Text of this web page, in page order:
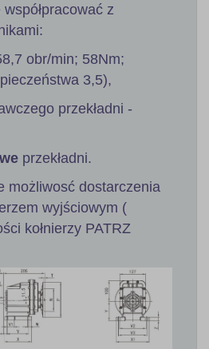
z
obr/min; 58Nm;
3,5),
przekładni -
przekładni.
możliwosć dostarczenia
wyjściowym (
kołnierzy PATRZ